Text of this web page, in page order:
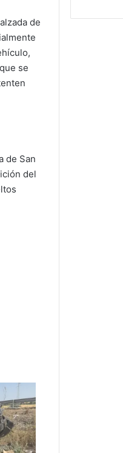
de
se
de San
del